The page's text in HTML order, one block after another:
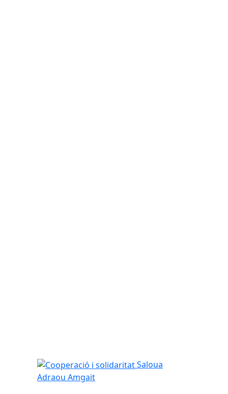
Cooperació i solidaritat
Saloua
Adraou Amgait